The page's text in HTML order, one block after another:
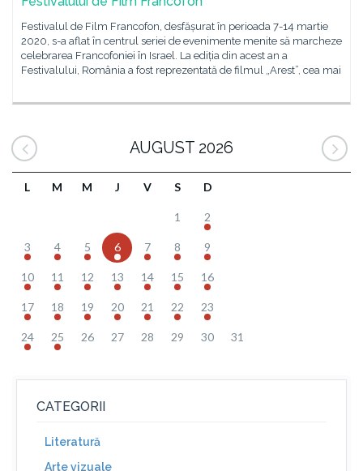
Festivalul de Film Francofon, desfășurat în perioada 7-14 martie
2020, s-a aflat în centrul seriei de evenimente menite să marcheze
celebrarea Francofoniei în Israel. La ediția din acest an a
Festivalului, România a fost reprezentată de filmul „Arest”, cea mai
AUGUST 2026
L M M J V S D
1 2
3 4 5 6 7 8 9
10 11 12 13 14 15 16
17 18 19 20 21 22 23
24 25 26 27 28 29 30 31
CATEGORII
Literatură
Arte vizuale